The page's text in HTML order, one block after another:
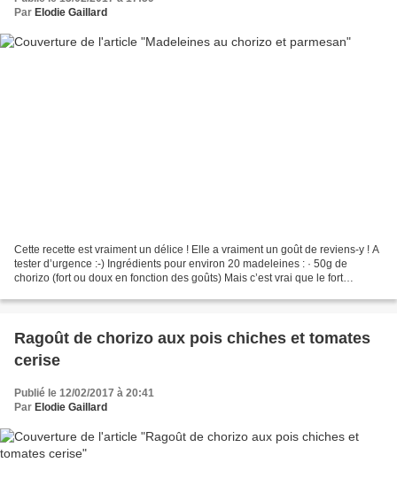
Par Elodie Gaillard
Cette recette est vraiment un délice ! Elle a vraiment un goût de reviens-y ! A
tester d’urgence :-) Ingrédients pour environ 20 madeleines : · 50g de
chorizo (fort ou doux en fonction des goûts) Mais c’est vrai que le fort
Ragoût de chorizo aux pois chiches et tomates
cerise
Publié le 12/02/2017 à 20:41
Par Elodie Gaillard